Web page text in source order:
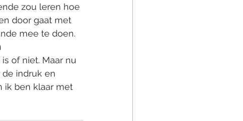
zou leren hoe
door gaat met
mee te doen.
of niet. Maar nu
indruk en
ik ben klaar met